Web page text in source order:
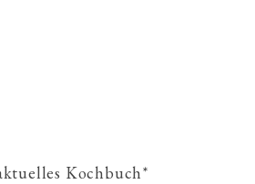
Kochbuch*